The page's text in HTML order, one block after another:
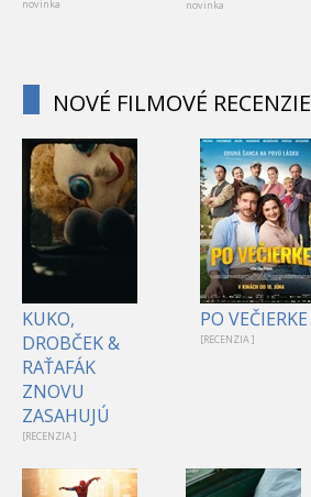
novinka novinka
NOVÉ FILMOVÉ RECENZIE
KUKO,
DROBČEK &
RAŤAFÁK
ZNOVU
ZASAHUJÚ
[RECENZIA ]
PO VEČIERKE
[RECENZIA ]